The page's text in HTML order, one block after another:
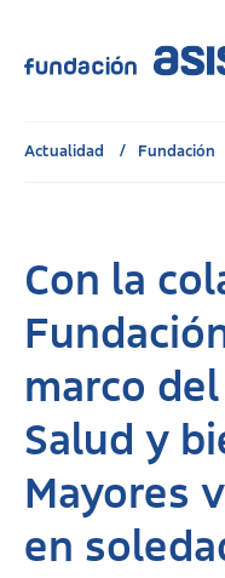
Actualidad Fundación
Con la
marco
Salud y
Mayores
en